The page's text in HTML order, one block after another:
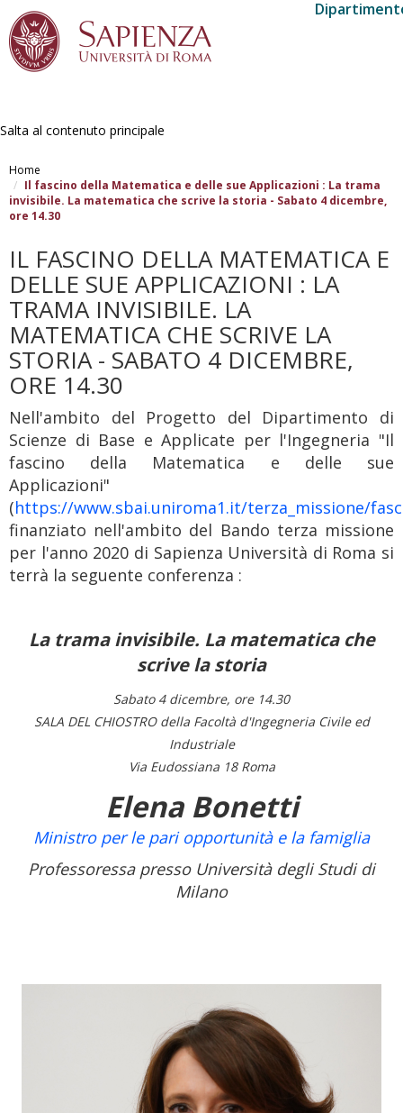
Salta al contenuto principale
Home
Il fascino della Matematica e delle sue Applicazioni : La trama
invisibile. La matematica che scrive la storia - Sabato 4 dicembre,
ore 14.30
IL FASCINO DELLA MATEMATICA E
DELLE SUE APPLICAZIONI : LA
TRAMA INVISIBILE. LA
MATEMATICA CHE SCRIVE LA
STORIA - SABATO 4 DICEMBRE,
ORE 14.30
Nell'ambito del Progetto del Dipartimento di
Scienze di Base e Applicate per l'Ingegneria "Il
fascino della Matematica e delle sue
Applicazioni"
(https://www.sbai.uniroma1.it/terza_missione/
finanziato nell'ambito del Bando terza missione
per l'anno 2020 di Sapienza Università di Roma si
terrà la seguente conferenza :
La trama invisibile. La matematica che
scrive la storia
Sabato 4 dicembre, ore 14.30
SALA DEL CHIOSTRO della Facoltà d'Ingegneria Civile ed
Industriale
Via Eudossiana 18 Roma
Elena Bonetti
Ministro per le pari opportunità e la famiglia
Professoressa presso Universitàdegli Studi di
Milano